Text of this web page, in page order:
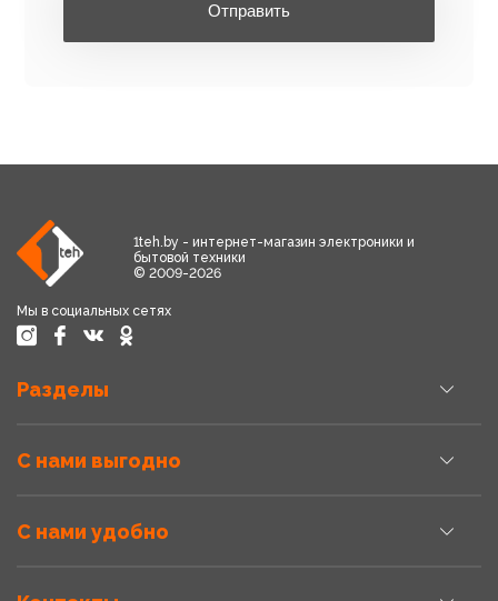
Отправить
1teh.by - интернет-магазин электроники и
бытовой техники
© 2009-2026
Мы в социальных сетях
Разделы
С нами выгодно
С нами удобно